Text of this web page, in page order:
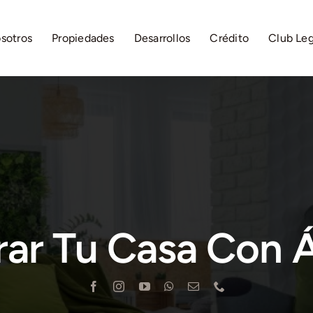
Propiedades Desarrollos Crédito Club
Tu Casa Con